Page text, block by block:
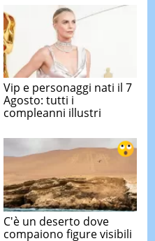
Vip e personaggi nati il 7
Agosto: tutti i
compleanni illustri
C'è un deserto dove
compaiono figure visibili